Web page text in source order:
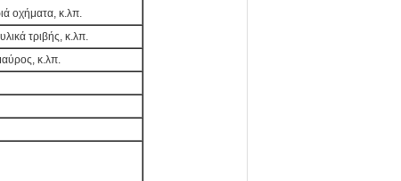
οχήματα, κ.λπ.
τριβής, κ.λπ.
κ.λπ.